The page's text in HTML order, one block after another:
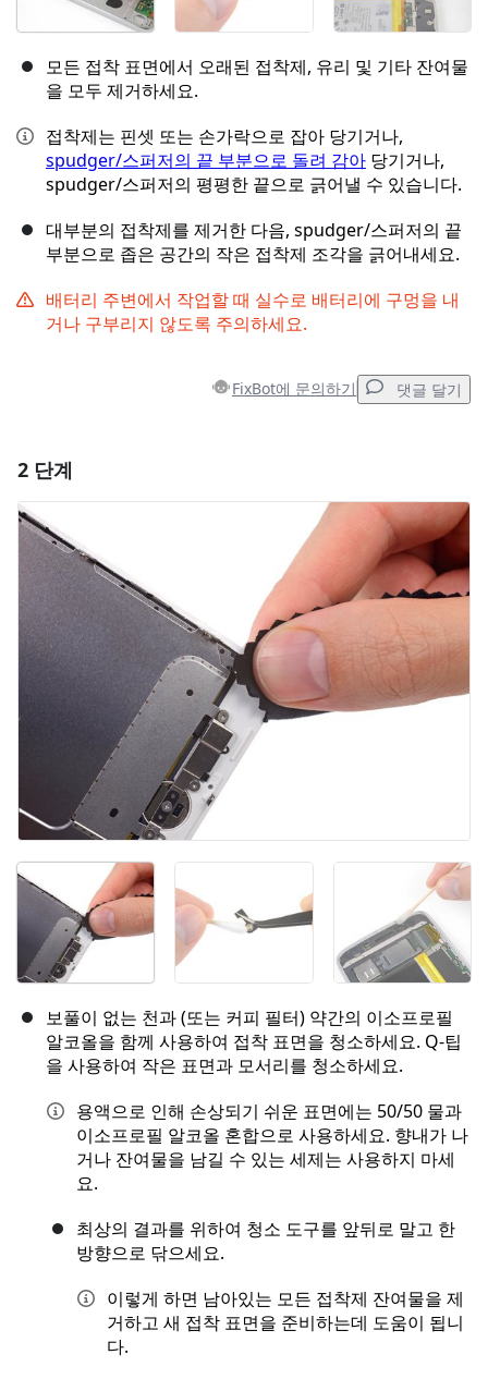
모든 접착 표면에서 오래된 접착제, 유리 및 기타 잔여물
을 모두 제거하세요.
접착제는 핀셋 또는 손가락으로 잡아 당기거나,
spudger/스퍼저의 끝 부분으로 돌려 감아 당기거나,
spudger/스퍼저의 평평한 끝으로 긁어낼 수 있습니다.
대부분의 접착제를 제거한 다음, spudger/스퍼저의 끝
부분으로 좁은 공간의 작은 접착제 조각을 긁어내세요.
배터리 주변에서 작업할 때 실수로 배터리에 구멍을 내
거나 구부리지 않도록 주의하세요.
FixBot에 문의하기 댓글 달기
댓글 쓰기
2 단계
보풀이 없는 천과 (또는 커피 필터) 약간의 이소프로필
알코올을 함께 사용하여 접착 표면을 청소하세요. Q-팁
을 사용하여 작은 표면과 모서리를 청소하세요.
용액으로 인해 손상되기 쉬운 표면에는 50/50 물과
이소프로필 알코올 혼합으로 사용하세요. 향내가 나
거나 잔여물을 남길 수 있는 세제는 사용하지 마세
요.
최상의 결과를 위하여 청소 도구를 앞뒤로 말고 한
방향으로 닦으세요.
이렇게 하면 남아있는 모든 접착제 잔여물을 제
거하고 새 접착 표면을 준비하는데 도움이 됩니
다.